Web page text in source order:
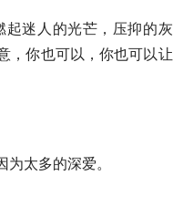
起迷人的光芒，压抑的灰
，你也可以，你也可以让
太多的深爱。